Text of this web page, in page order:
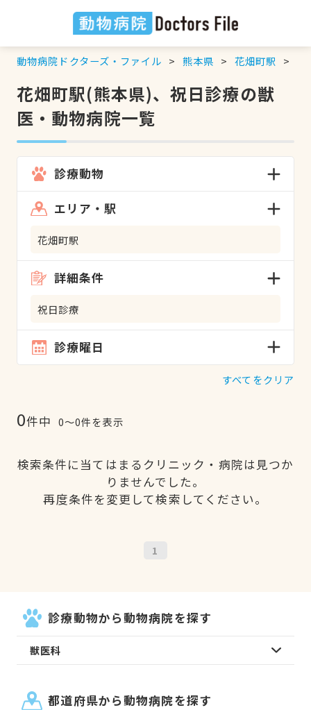
動物病院ドクターズ・ファイル 熊本県 花畑町駅
花畑町駅(熊本県)、祝日診療の獣
医・動物病院一覧
診療動物
エリア・駅
花畑町駅
詳細条件
祝日診療
診療曜日
すべてをクリア
0件中 0〜0件を表示
検索条件に当てはまるクリニック・病院は見つか
りませんでした。
再度条件を変更して検索してください。
1
診療動物から動物病院を探す
獣医科
都道府県から動物病院を探す